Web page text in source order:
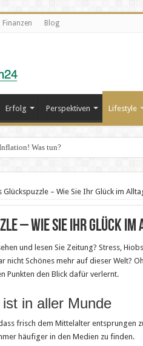
Finanzen Blog
Erfolg Perspektiven Lifestyle
Was tun?
Glückspuzzle – Wie Sie Ihr Glück im
– Wie Sie Ihr Glück
und lesen Sie Zeitung? Stress,
nicht Schönes mehr auf dieser Welt?
Punkten den Blick dafür verlernt.
in aller Munde
frisch dem Mittelalter entsprungen
häufiger in den Medien zu finden.